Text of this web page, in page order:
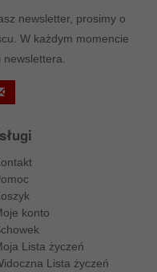
newsletter, prosimy o
W każdym momencie
konto
Lista życzeń
Lista życzeń